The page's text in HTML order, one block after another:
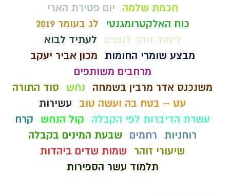
חכמת שלמה
יום פטירת הארי
כוח האלקטרומגנטי
לג בעומר 2019
לימוד זוהר לנשים
לעתיד לבוא
מבצע שומרי החומות מכון אביר יעקב
מרחבים משותפים
משנכנס אדר מרבין בשמחה
נחש
סוד התורה
עט – בטח בה ועשה טוב
עשירות
עשרת הדיברות לפי הקבלה
קול הנחש
קרח
רוחניות רחמים
שבעת המינים בקבלה
שיעורי זוהר
שמות שדים ביהדות
תלמוד עשר הספירות